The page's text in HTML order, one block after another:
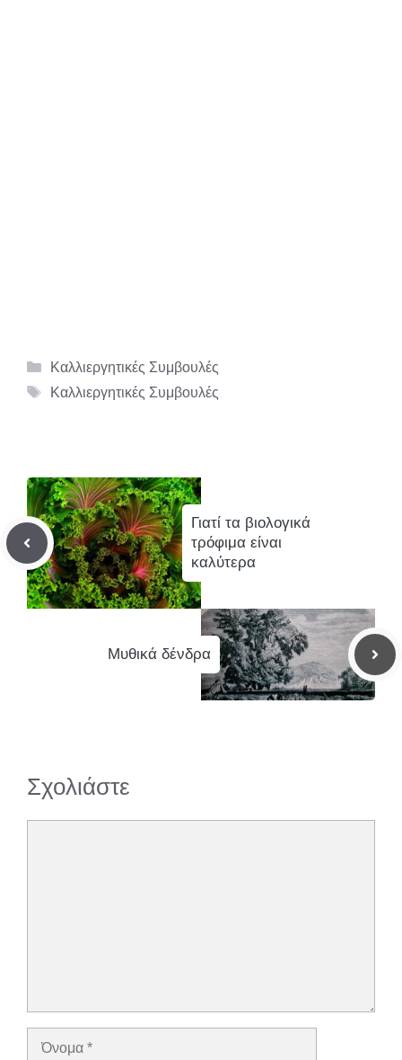
Κατηγορίες
Καλλιεργητικές Συμβουλές
Ετικέτες
Καλλιεργητικές Συμβουλές
Γιατί τα βιολογικά
τρόφιμα είναι
καλύτερα
Μυθικά δένδρα
Σχολιάστε
Όνομα